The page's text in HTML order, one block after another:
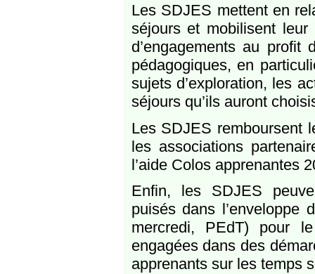
Les SDJES mettent en
séjours et mobilisent
d’engagements au
pédagogiques, en
sujets d’exploration, les
séjours qu’ils auront
Les SDJES remboursent
les associations
l’aide Colos apprenantes
Enfin, les SDJES
puisés dans l’enveloppe
mercredi, PEdT) pour
engagées dans des
apprenants sur les temps